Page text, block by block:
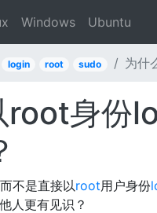
Windows Ubuntu
login root sudo 为什
root身份
不是直接以root用户身份
人更有见识？